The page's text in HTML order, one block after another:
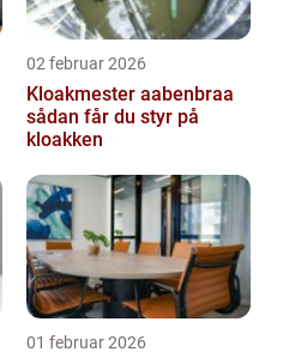
02 februar 2026
Kloakmester aabenbraa
sådan får du styr på
kloakken
01 februar 2026